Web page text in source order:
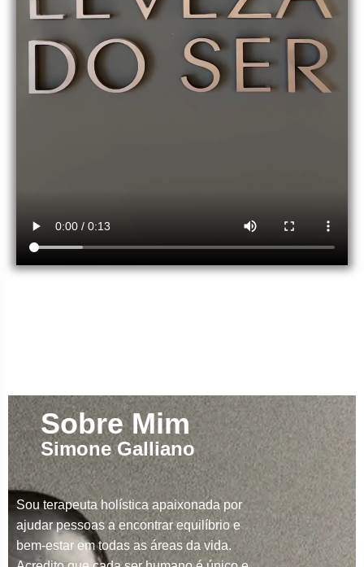
Sobre Mim
Simone Galliano
Sou terapeuta holística apaixonada por
ajudar pessoas a encontrar equilíbrio e
bem-estar em todas as áreas da vida.